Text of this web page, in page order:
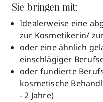
Sie bringen mit:
Idealerweise eine
zur Kosmetikerin/
oder eine ähnlich
einschlägiger
oder fundierte
kosmetische
- 2 Jahre)